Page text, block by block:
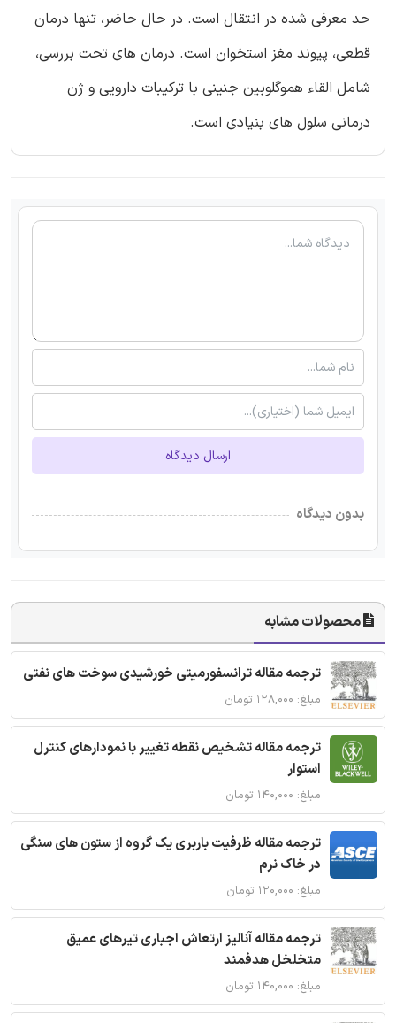
حد معرفی شده در انتقال است. در حال حاضر، تنها درمان
قطعی، پیوند مغز استخوان است. درمان های تحت بررسی،
شامل القاء هموگلوبین جنینی با ترکیبات دارویی و ژن
درمانی سلول های بنیادی است.
ارسال دیدگاه
بدون دیدگاه
محصولات مشابه
ترجمه مقاله ترانسفورمیتی خورشیدی سوخت های نفتی
مبلغ: ۱۲۸,۰۰۰ تومان
ترجمه مقاله تشخیص نقطه تغییر با نمودارهای کنترل
استوار
مبلغ: ۱۴۰,۰۰۰ تومان
ترجمه مقاله ظرفیت باربری یک گروه از ستون های سنگی
در خاک نرم
مبلغ: ۱۲۰,۰۰۰ تومان
ترجمه مقاله آنالیز ارتعاش اجباری تیرهای عمیق
متخلخل هدفمند
مبلغ: ۱۴۰,۰۰۰ تومان